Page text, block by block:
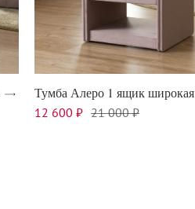
Тумба Алеро 1 ящик широкая
12 600 ₽ 21 000 ₽